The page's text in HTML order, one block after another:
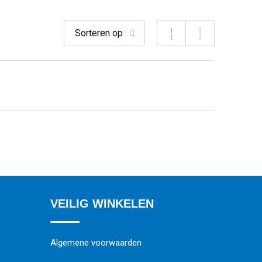
VEILIG WINKELEN
Algemene voorwaarden